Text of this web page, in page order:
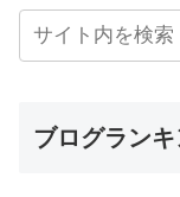
ブログラン